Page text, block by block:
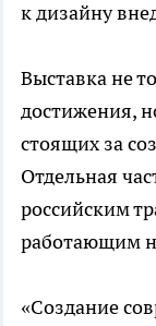
к дизайну
Выставка не
достижения,
стоящих за
Отдельная
российским
работающим
«Создание